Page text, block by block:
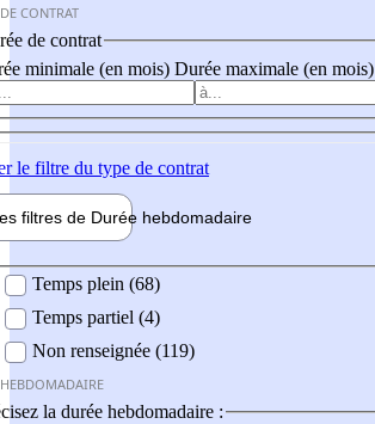
CONTRAT
de contrat
minimale (en mois) Durée maximale (en mois)
le filtre du type de contrat
filtres de Durée hebdomadaire
Temps plein (68)
Temps partiel (4)
Non renseignée (119)
la durée hebdomadaire :